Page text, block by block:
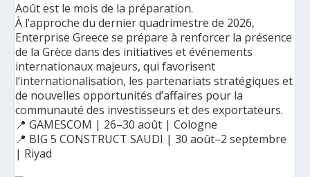
Août est le mois de la préparation.
À l’approche du dernier quadrimestre de 2026,
Enterprise Greece se prépare à renforcer la présence
de la Grèce dans des initiatives et événements
internationaux majeurs, qui favorisent
l’internationalisation, les partenariats stratégiques et
de nouvelles opportunités d’affaires pour la
communauté des investisseurs et des exportateurs.
📍 GAMESCOM | 26–30 août | Cologne
📍 BIG 5 CONSTRUCT SAUDI | 30 août–2 septembre
| Riyad